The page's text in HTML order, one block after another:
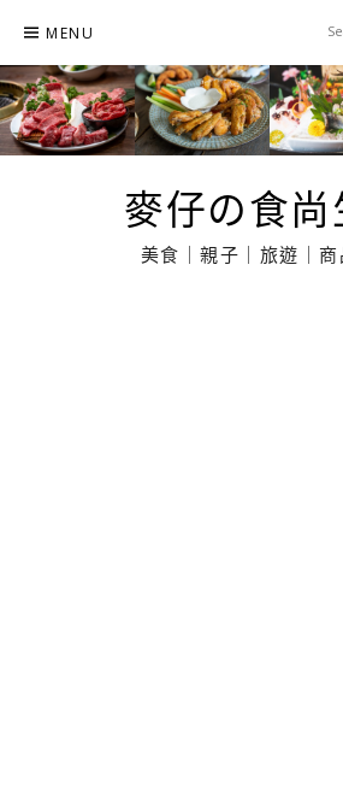
content
MENU
麥仔の食尚
美食｜親子｜旅遊｜商